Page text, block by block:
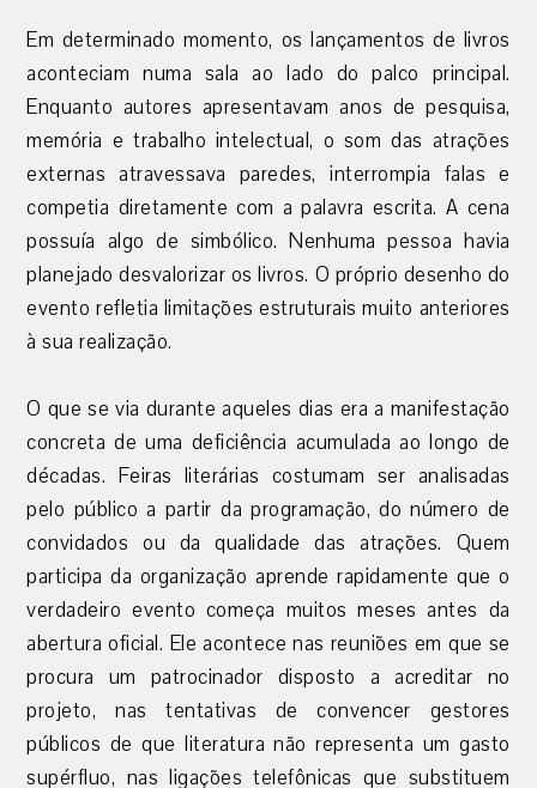
Em determinado momento, os lançamentos de livros
aconteciam numa sala ao lado do palco principal.
Enquanto autores apresentavam anos de pesquisa,
memória e trabalho intelectual, o som das atrações
externas atravessava paredes, interrompia falas e
competia diretamente com a palavra escrita. A cena
possuía algo de simbólico. Nenhuma pessoa havia
planejado desvalorizar os livros. O próprio desenho do
evento refletia limitações estruturais muito anteriores
à sua realização.
O que se via durante aqueles dias era a manifestação
concreta de uma deficiência acumulada ao longo de
décadas. Feiras literárias costumam ser analisadas
pelo público a partir da programação, do número de
convidados ou da qualidade das atrações. Quem
participa da organização aprende rapidamente que o
verdadeiro evento começa muitos meses antes da
abertura oficial. Ele acontece nas reuniões em que se
procura um patrocinador disposto a acreditar no
projeto, nas tentativas de convencer gestores
públicos de que literatura não representa um gasto
supérfluo, nas ligações telefônicas que substituem